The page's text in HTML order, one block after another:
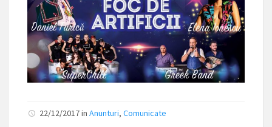
22/12/2017 in Anunturi, Comunicate